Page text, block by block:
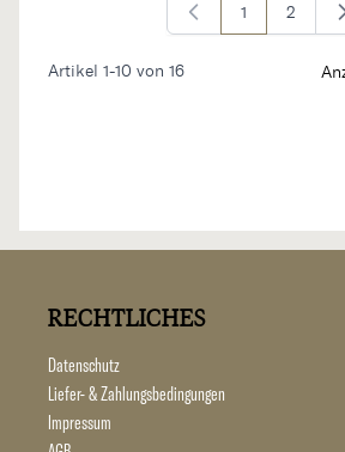
Artikel 1-10 von 16
Sie lesen
1 Seite
2
RECHTLICHES
Datenschutz
Liefer- & Zahlungsbedingungen
Impressum